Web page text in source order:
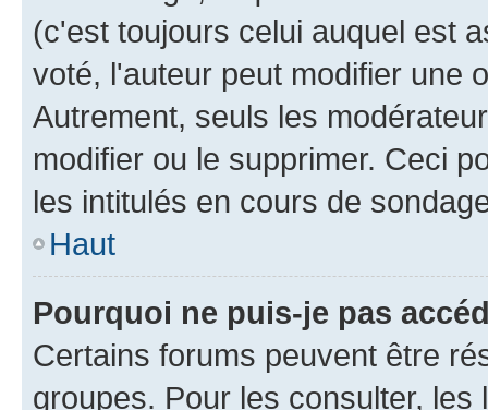
(c'est toujours celui auquel est
voté, l'auteur peut modifier une
Autrement, seuls les
modifier ou le supprimer. Ceci
les intitulés en cours de
Haut
Pourquoi ne puis-je pas
Certains forums peuvent être
groupes. Pour les consulter,